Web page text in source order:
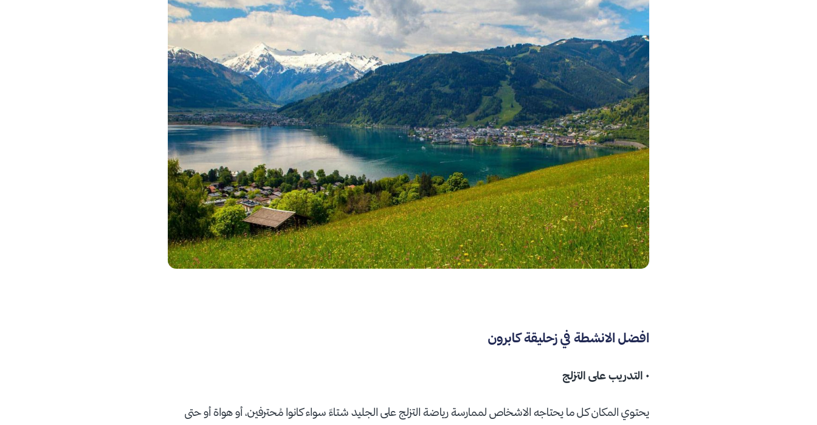
افضل الانشطة في زحليقة كابرون
• التدريب على التزلج
يحتوي المكان كل ما يحتاجه الاشخاص لممارسة رياضة التزلج على الجليد شتاءً سواء كانوا مُحترفين، أو هواة أو حتى